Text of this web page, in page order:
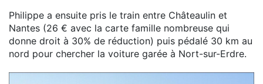
Philippe a ensuite pris le train entre Châteaulin et
Nantes (26 € avec la carte famille nombreuse qui
donne droit à 30% de réduction) puis pédalé 30 km au
nord pour chercher la voiture garée à Nort-sur-Erdre.